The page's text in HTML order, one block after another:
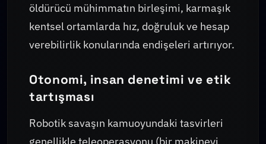
öldürücü mühimmatın birleşimi, karmaşık
kentsel ortamlarda hız, doğruluk ve hesap
verebilirlik konularında endişeleri artırıyor.
Otonomi, insan denetimi ve etik
tartışması
Robotik savaşın kamuoyundaki tasvirleri
genellikle teleoperasyonu (bir makineyi